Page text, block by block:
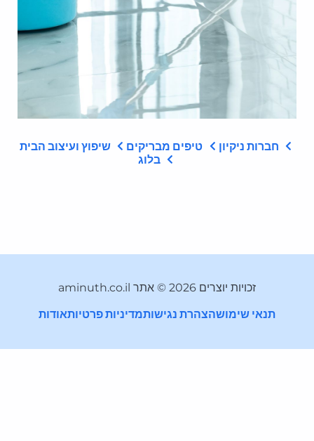
חברות ניקיון טיפים מבריקים
שיפוץ ועיצוב הבית
בלוג
זכויות יוצרים 2026 © אתר aminuth.co.il
תנאי שימושהצהרת נגישותמדיניות פרטיותאודות